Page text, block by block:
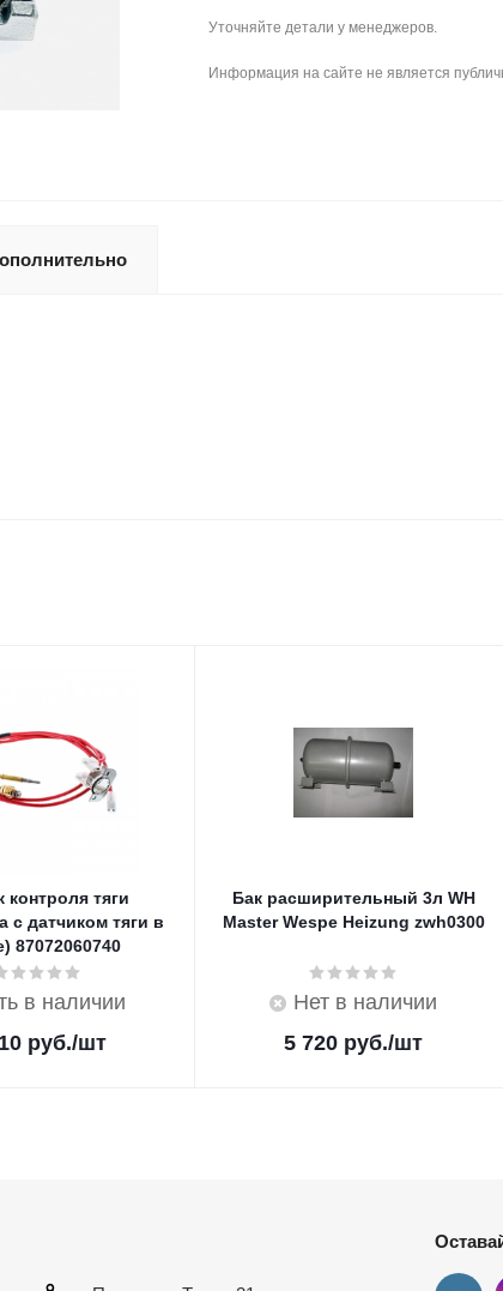
Уточняйте детали у менеджеров.
Информация на сайте не является
контроля тяги
с датчиком тяги в
87072060740
в наличии
руб./шт
Бак расширительный 3л WH
Master Wespe Heizung zwh0300
Нет в наличии
5 720 руб./шт